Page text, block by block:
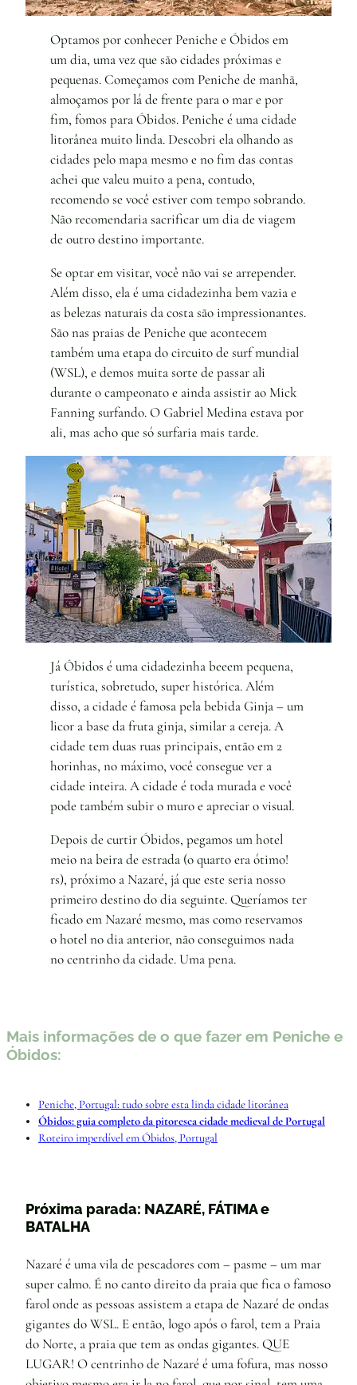
Optamos por conhecer Peniche e Óbidos em
um dia, uma vez que são cidades próximas e
pequenas. Começamos com Peniche de manhã,
almoçamos por lá de frente para o mar e por
fim, fomos para Óbidos. Peniche é uma cidade
litorânea muito linda. Descobri ela olhando as
cidades pelo mapa mesmo e no fim das contas
achei que valeu muito a pena, contudo,
recomendo se você estiver com tempo sobrando.
Não recomendaria sacrificar um dia de viagem
de outro destino importante.
Se optar em visitar, você não vai se arrepender.
Além disso, ela é uma cidadezinha bem vazia e
as belezas naturais da costa são impressionantes.
São nas praias de Peniche que acontecem
também uma etapa do circuito de surf mundial
(WSL), e demos muita sorte de passar ali
durante o campeonato e ainda assistir ao Mick
Fanning surfando. O Gabriel Medina estava por
ali, mas acho que só surfaria mais tarde.
Já Óbidos é uma cidadezinha beeem pequena,
turística, sobretudo, super histórica. Além
disso, a cidade é famosa pela bebida Ginja – um
licor a base da fruta ginja, similar a cereja. A
cidade tem duas ruas principais, então em 2
horinhas, no máximo, você consegue ver a
cidade inteira. A cidade é toda murada e você
pode também subir o muro e apreciar o visual.
Depois de curtir Óbidos, pegamos um hotel
meio na beira de estrada (o quarto era ótimo!
rs), próximo a Nazaré, já que este seria nosso
primeiro destino do dia seguinte. Queríamos ter
ficado em Nazaré mesmo, mas como reservamos
o hotel no dia anterior, não conseguimos nada
no centrinho da cidade. Uma pena.
Mais informações de o que fazer em Peniche e
Óbidos:
Peniche, Portugal: tudo sobre esta linda cidade litorânea
Óbidos: guia completo da pitoresca cidade medieval de Portugal
Roteiro imperdível em Óbidos, Portugal
Próxima parada: NAZARÉ, FÁTIMA e
BATALHA
Nazaré é uma vila de pescadores com – pasme – um mar
super calmo. É no canto direito da praia que fica o famoso
farol onde as pessoas assistem a etapa de Nazaré de ondas
gigantes do WSL. E então, logo após o farol, tem a Praia
do Norte, a praia que tem as ondas gigantes. QUE
LUGAR! O centrinho de Nazaré é uma fofura, mas nosso